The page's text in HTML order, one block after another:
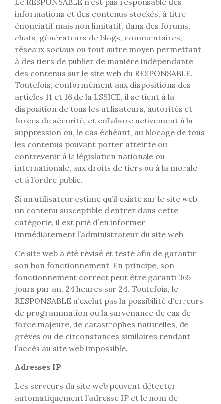
informations et des contenus stockés, à titre
énonciatif mais non limitatif, dans des forums,
chats, générateurs de blogs, commentaires,
réseaux sociaux ou tout autre moyen permettant
à des tiers de publier de manière indépendante
des contenus sur le site web du RESPONSABLE.
Toutefois, conformément aux dispositions des
articles 11 et 16 de la LSSICE, il se tient à la
disposition de tous les utilisateurs, autorités et
forces de sécurité, et collabore activement à la
suppression ou, le cas échéant, au blocage de tous
les contenus pouvant porter atteinte ou
contrevenir à la législation nationale ou
internationale, aux droits de tiers ou à la morale
et à l’ordre public.
Si un utilisateur estime qu’il existe sur le site web
un contenu susceptible d’entrer dans cette
catégorie, il est prié d’en informer
immédiatement l’administrateur du site web.
Ce site web a été révisé et testé afin de garantir
son bon fonctionnement. En principe, son
fonctionnement correct peut être garanti 365
jours par an, 24 heures sur 24. Toutefois, le
RESPONSABLE n’exclut pas la possibilité d’erreurs
de programmation ou la survenance de cas de
force majeure, de catastrophes naturelles, de
grèves ou de circonstances similaires rendant
l’accès au site web impossible.
Adresses IP
Les serveurs du site web peuvent détecter
automatiquement l’adresse IP et le nom de